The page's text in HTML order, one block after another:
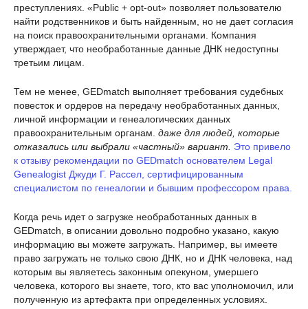
преступлениях. «Public + opt-out» позволяет пользователю
найти родственников и быть найденным, но не дает согласия
на поиск правоохранительными органами. Компания
утверждает, что необработанные данные ДНК недоступны
третьим лицам.
Тем не менее, GEDmatch выполняет требования судебных
повесток и ордеров на передачу необработанных данных,
личной информации и генеалогических данных
правоохранительным органам. даже для людей, которые
отказались или выбрали «частный» вариант.
Это привело
к отзыву рекомендации по GEDmatch основателем Legal
Genealogist Джуди Г. Рассел, сертифицированным
специалистом по генеалогии и бывшим профессором права.
Когда речь идет о загрузке необработанных данных в
GEDmatch, в описании довольно подробно указано, какую
информацию вы можете загружать. Например, вы имеете
право загружать не только свою ДНК, но и ДНК человека, над
которым вы являетесь законным опекуном, умершего
человека, которого вы знаете, того, кто вас уполномочил, или
полученную из артефакта при определенных условиях.